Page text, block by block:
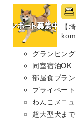
【
グランピング
同室宿泊OK
部屋食プラ
プライベー
わんこメニ
超大型犬まで